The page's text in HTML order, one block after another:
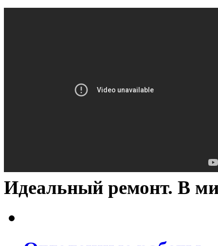
Идеальный ремонт. В